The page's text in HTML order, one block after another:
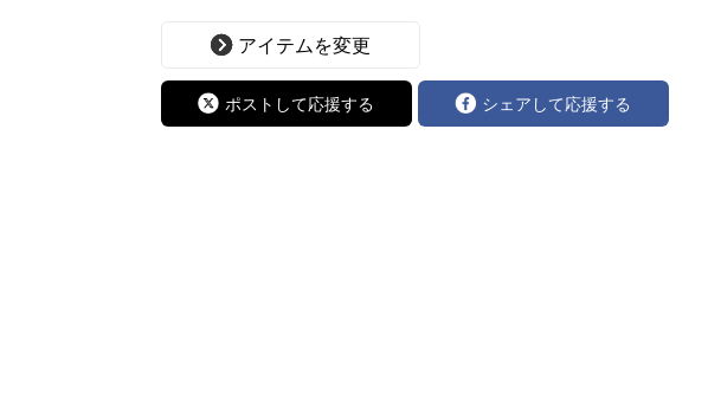
アイテムを変更
ポストして応援する シェアして応援する